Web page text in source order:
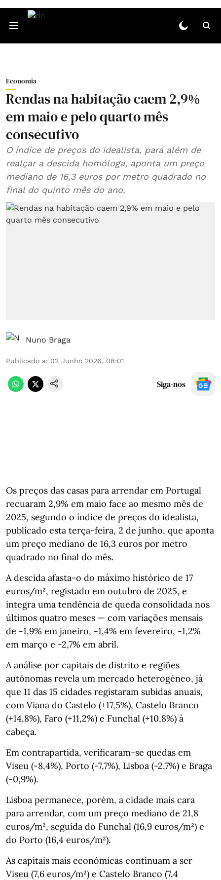
Economia
Rendas na habitação caem 2,9%
em maio e pelo quarto mês
consecutivo
O índice de preços do idealista, para além de
realçar a descida homóloga, aponta um preço
mediano de 16,3 euros por metro quadrado no
final do quinto mês do ano.
Nuno Braga
Publicado a: 02 Junho 2026, 08:01
Siga-nos
Os preços das casas para arrendar em Portugal
recuaram 2,9% em maio face ao mesmo mês de
2025, segundo o índice de preços do idealista,
publicado esta terça-feira, 2 de junho, que aponta
um preço mediano de 16,3 euros por metro
quadrado no final do mês.
A descida afasta‑o do máximo histórico de 17
euros/m², registado em outubro de 2025, e
integra uma tendência de queda consolidada nos
últimos quatro meses — com variações mensais
de -1,9% em janeiro, -1,4% em fevereiro, -1,2%
em março e -2,7% em abril.
A análise por capitais de distrito e regiões
autónomas revela um mercado heterogéneo, já
que 11 das 15 cidades registaram subidas anuais,
com Viana do Castelo (+17,5%), Castelo Branco
(+14,8%), Faro (+11,2%) e Funchal (+10,8%) à
cabeça.
Em contrapartida, verificaram‑se quedas em
Viseu (-8,4%), Porto (-7,7%), Lisboa (-2,7%) e Braga
(-0,9%).
Lisboa permanece, porém, a cidade mais cara
para arrendar, com um preço mediano de 21,8
euros/m², seguida do Funchal (16,9 euros/m²) e
do Porto (16,4 euros/m²).
As capitais mais económicas continuam a ser
Viseu (7,6 euros/m²) e Castelo Branco (7,4